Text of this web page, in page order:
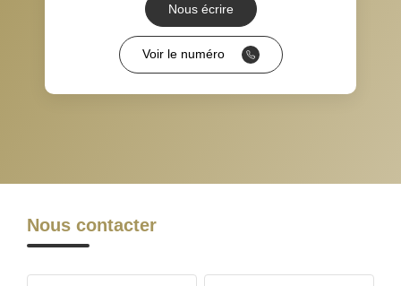
RÉSULTATS DES LYCÉES ECOLES ET CRÈCHES
RESTAURANTS ET CAFÉS COMMERCES
Nous écrire
Voir le numéro
Nous contacter